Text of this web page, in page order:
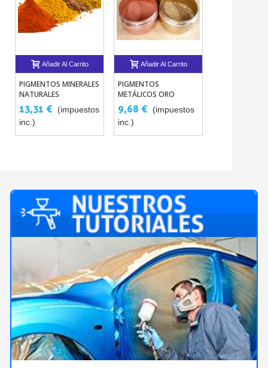
Añadir Al Carrito
PIGMENTOS MINERALES
NATURALES
ARTÍSTICOS 250G
13,31 €
(impuestos
inc.)
Añadir Al Carrito
PIGMENTOS
METÁLICOS ORO
BRONCE COBRE 10
MICRAS
9,68 €
(impuestos
inc.)